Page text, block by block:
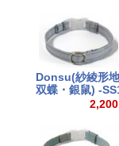
Donsu(紗綾形
双蝶・銀鼠) -